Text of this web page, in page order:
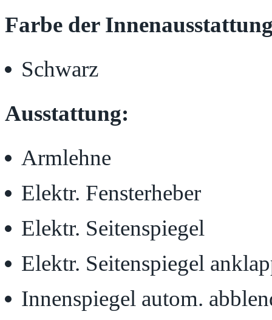
Farbe der
Schwarz
Ausstattung:
Armlehne
Elektr. Fensterheber
Elektr. Seitenspiegel
Elektr. Seitenspiegel
Innenspiegel autom.